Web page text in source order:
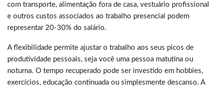
com transporte, alimentação fora de casa, vestuário profissional
e outros custos associados ao trabalho presencial podem
representar 20-30% do salário.
A flexibilidade permite ajustar o trabalho aos seus picos de
produtividade pessoais, seja você uma pessoa matutina ou
noturna. O tempo recuperado pode ser investido em hobbies,
exercícios, educação continuada ou simplesmente descanso. A